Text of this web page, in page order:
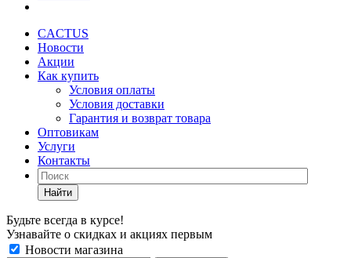
CACTUS
Новости
Акции
Как купить
Условия оплаты
Условия доставки
Гарантия и возврат товара
Оптовикам
Услуги
Контакты
Найти
Будьте всегда в курсе!
Узнавайте о скидках и акциях первым
Новости магазина